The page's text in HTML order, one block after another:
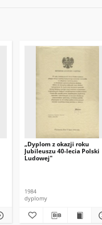
„Dyplom z okazji roku
Jubileuszu 40-lecia Polski
Ludowej"
1984
dyplomy